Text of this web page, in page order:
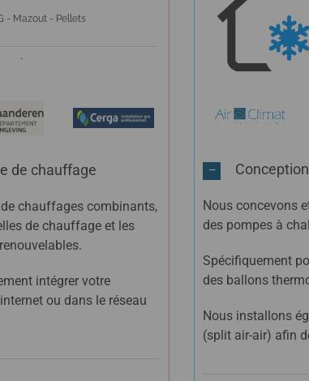
- Mazout - Pellets
.
de chauffage
chauffages combinants,
de chauffage et les
intégrer votre
ou dans le réseau
Nous concevons
des pompes à
Spécifiquement
des ballons
Nous installons
(split air-air) afin